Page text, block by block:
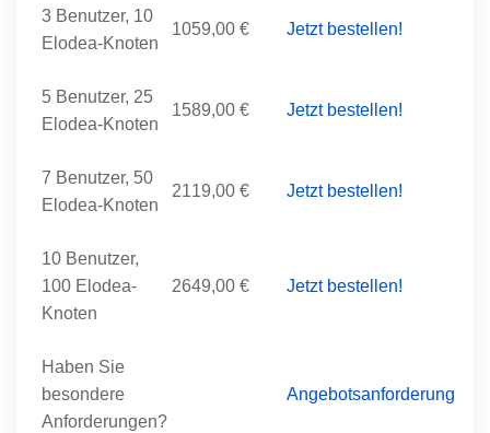
3 Benutzer, 10
Elodea-Knoten
1059,00 € Jetzt bestellen!
5 Benutzer, 25
Elodea-Knoten
1589,00 € Jetzt bestellen!
7 Benutzer, 50
Elodea-Knoten
2119,00 € Jetzt bestellen!
10 Benutzer,
100 Elodea-
Knoten
2649,00 € Jetzt bestellen!
Haben Sie
besondere
Anforderungen?
Angebotsanforderung